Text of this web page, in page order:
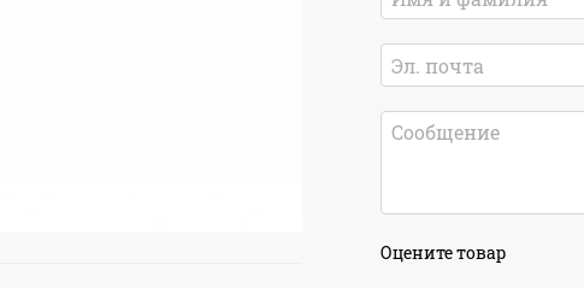
Оцените товар